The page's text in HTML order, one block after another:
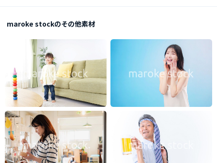
maroke stockのその他素材